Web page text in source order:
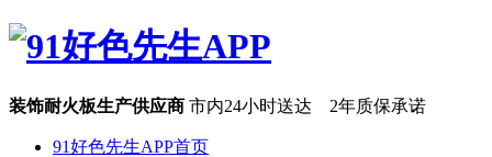
装饰耐火板生产供应商 市内24小时送达 2年质保承诺
91好色先生APP首页